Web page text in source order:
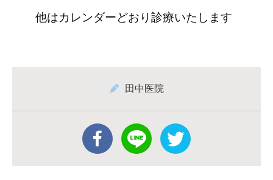
他はカレンダーどおり診療いたします
田中医院